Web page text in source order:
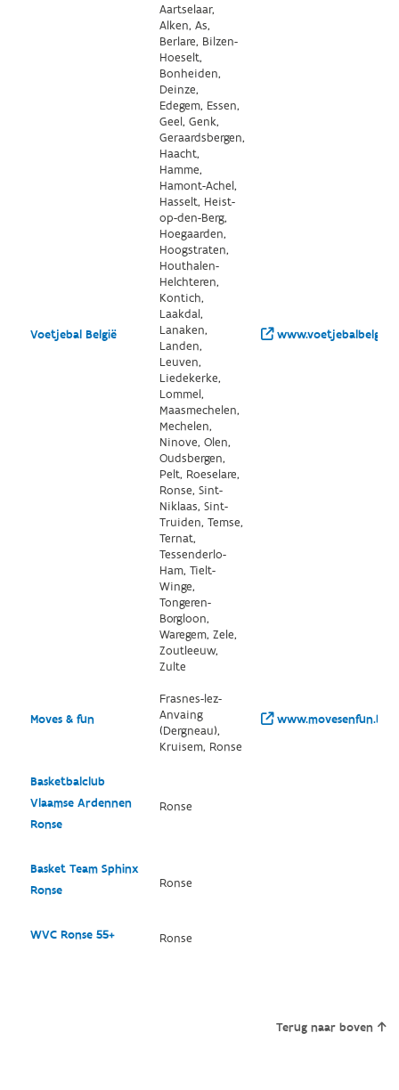
Voetjebal België
Aartselaar,
Alken, As,
Berlare, Bilzen-
Hoeselt,
Bonheiden,
Deinze,
Edegem, Essen,
Geel, Genk,
Geraardsbergen,
Haacht,
Hamme,
Hamont-Achel,
Hasselt, Heist-
op-den-Berg,
Hoegaarden,
Hoogstraten,
Houthalen-
Helchteren,
Kontich,
Laakdal,
Lanaken,
Landen,
Leuven,
Liedekerke,
Lommel,
Maasmechelen,
Mechelen,
Ninove, Olen,
Oudsbergen,
Pelt, Roeselare,
Ronse, Sint-
Niklaas, Sint-
Truiden, Temse,
Ternat,
Tessenderlo-
Ham, Tielt-
Winge,
Tongeren-
Borgloon,
Waregem, Zele,
Zoutleeuw,
Zulte
Moves & fun
Frasnes-lez-
Anvaing
(Dergneau),
Kruisem, Ronse
www.movesenfun.be/
Basketbalclub
Vlaamse Ardennen
Ronse
Ronse
Basket Team Sphinx
Ronse
Ronse
WVC Ronse 55+ Ronse
Terug naar boven